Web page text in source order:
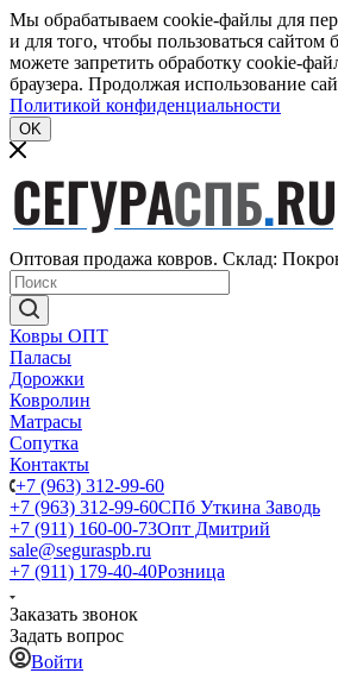
Мы обрабатываем cookie-файлы для
и для того, чтобы пользоваться
можете запретить обработку cookie-
браузера. Продолжая использование
Политикой конфиденциальности
OK
Оптовая продажа ковров. Склад:
Ковры ОПТ
Паласы
Дорожки
Ковролин
Матрасы
Сопутка
Контакты
+7 (963) 312-99-60
+7 (963) 312-99-60СПб Уткина Заводь
+7 (911) 160-00-73Опт Дмитрий
sale@seguraspb.ru
+7 (911) 179-40-40Розница
Заказать звонок
Задать вопрос
Войти